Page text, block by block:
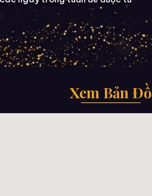
Xem Bản Đồ